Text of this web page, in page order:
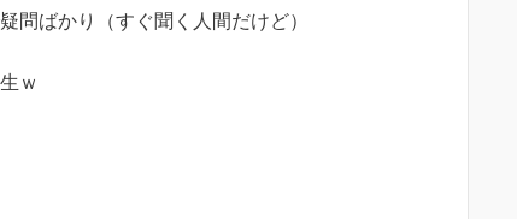
問ばかり（すぐ聞く人間だけど）
ｗ